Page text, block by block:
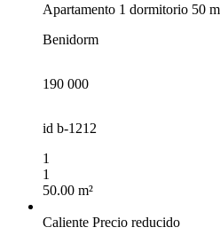
Apartamento 1 dormitorio 50
Benidorm
190 000
id b-1212
1
1
50.00 m²
Caliente Precio reducido